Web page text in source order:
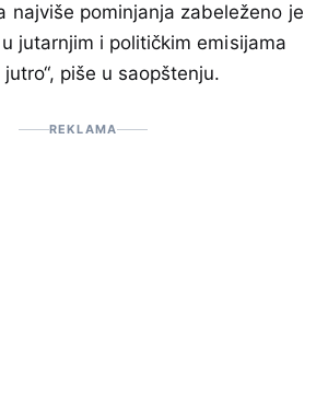
najviše pominjanja zabeleženo je
jutarnjim i političkim emisijama
piše u saopštenju.
REKLAMA